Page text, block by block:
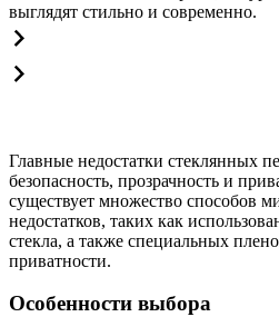
выглядят стильно и современно.
Главные недостатки стеклянных
безопасность, прозрачность и
существует множество способов
недостатков, таких как
стекла, а также специальных
приватности.
Особенности выбора